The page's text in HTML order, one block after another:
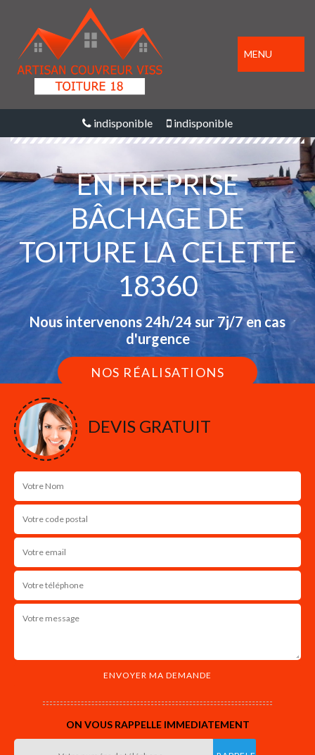
MENU
indisponible indisponible
ENTREPRISE
BÂCHAGE DE
TOITURE LA CELETTE
18360
Nous intervenons 24h/24 sur 7j/7 en cas
d'urgence
NOS RÉALISATIONS
DEVIS GRATUIT
ON VOUS RAPPELLE IMMEDIATEMENT